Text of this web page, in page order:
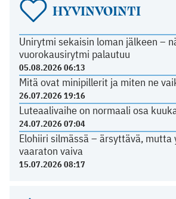
HYVINVOINTI
Unirytmi sekaisin loman jälkeen –
vuorokausirytmi palautuu
05.08.2026 06:13
Mitä ovat minipillerit ja miten ne
26.07.2026 19:16
Luteaalivaihe on normaali osa
24.07.2026 07:04
Elohiiri silmässä – ärsyttävä, mutta
vaaraton vaiva
15.07.2026 08:17